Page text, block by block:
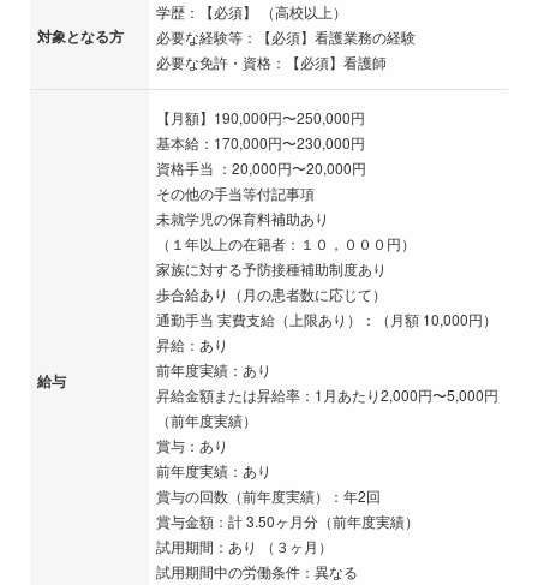
対象となる方
学歴：【必須】 （高校以上）
必要な経験等：【必須】看護業務の経験
必要な免許・資格：【必須】看護師
給与
【月額】190,000円〜250,000円
基本給：170,000円〜230,000円
資格手当 ：20,000円〜20,000円
その他の手当等付記事項
未就学児の保育料補助あり
（１年以上の在籍者：１０，０００円）
家族に対する予防接種補助制度あり
歩合給あり（月の患者数に応じて）
通勤手当 実費支給（上限あり）：（月額 10,000円）
昇給：あり
前年度実績：あり
昇給金額または昇給率：1月あたり2,000円〜5,000円
（前年度実績）
賞与：あり
前年度実績：あり
賞与の回数（前年度実績）：年2回
賞与金額：計 3.50ヶ月分（前年度実績）
試用期間：あり （３ヶ月）
試用期間中の労働条件：異なる